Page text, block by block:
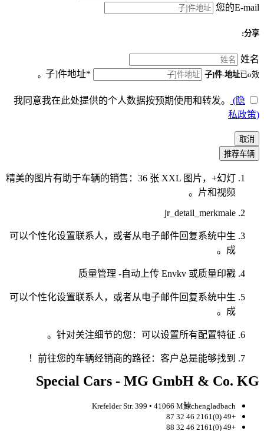
您的E-mail
分享:
姓名
子]件地址*
子]件-地址已o效。
我同意我在此处提供的个人数据按预期使用和转发。
(隐
私政策)
取消
推荐车辆
精美的图片有助于车辆的销售：36 张 XXL 图片，+幻灯
片和视频。
jr_detail_merkmale
可以个性化设置联系人，或者从电子邮件回复系统中生
成。
质量管理 -自动上传 Envkv 或质量印戳
可以个性化设置联系人，或者从电子邮件回复系统中生
成。
针对关注细节的您：可以设置所有配置特征。
前往您的车辆经销商的路径：客户总是能够找到！
Special Cars - MG GmbH & Co. KG
Krefelder Str. 399 • 41066 M鰊chengladbach
+49 (0)2161 46 32 87
+49 (0)2161 46 32 88